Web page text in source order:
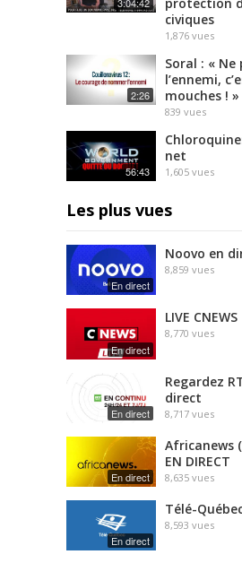
civiques
1,876 vues
2:26
Soral : «
l’ennemi,
mouches ! »
839 vues
56:43
net
1,605 vues
Les plus vues
En direct
Noovo en
8,859 vues
En direct
LIVE CNEWS
8,770 vues
En direct
Regardez
direct
8,717 vues
En direct
Africanews
EN DIRECT
8,635 vues
En direct
Télé-
8,593 vues